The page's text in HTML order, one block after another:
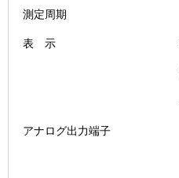
測定周期
表 示
アナログ出力端子